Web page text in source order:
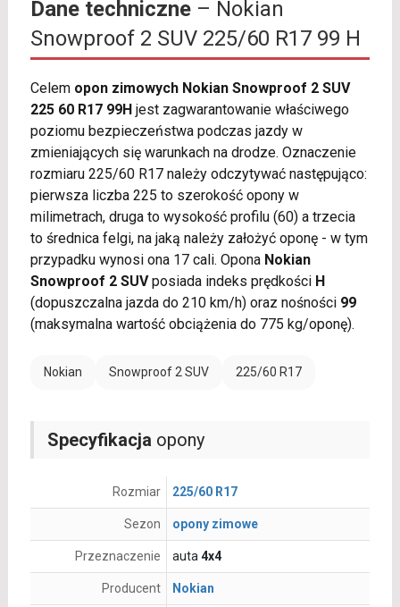
Dane techniczne– Nokian
Snowproof 2 SUV 225/60 R17 99 H
Celem opon zimowych Nokian Snowproof 2 SUV
225 60 R17 99Hjest zagwarantowanie właściwego
poziomu bezpieczeństwa podczas jazdy w
zmieniających się warunkach na drodze. Oznaczenie
rozmiaru 225/60 R17 należy odczytywać następująco:
pierwsza liczba 225 to szerokość opony w
milimetrach, druga to wysokość profilu (60) a trzecia
to średnica felgi, na jaką należy założyć oponę - w tym
przypadku wynosi ona 17 cali. Opona Nokian
Snowproof 2 SUVposiada indeks prędkości H
(dopuszczalna jazda do 210 km/h) oraz nośności 99
(maksymalna wartość obciążenia do 775 kg/oponę).
Nokian Snowproof 2 SUV 225/60 R17
Specyfikacja opony
Rozmiar 225/60 R17
Sezon opony zimowe
Przeznaczenie auta 4x4
Producent Nokian